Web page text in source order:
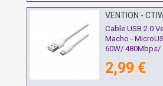
VENTION -
Cable USB 2.0
Macho -
60W/ 480Mbps/
2,99 €